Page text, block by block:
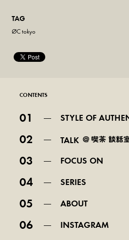
TAG
ØC tokyo
CONTENTS
01 STYLE OF
02 TALK
03 FOCUS ON
04 SERIES
05 ABOUT
06 INSTAGRAM